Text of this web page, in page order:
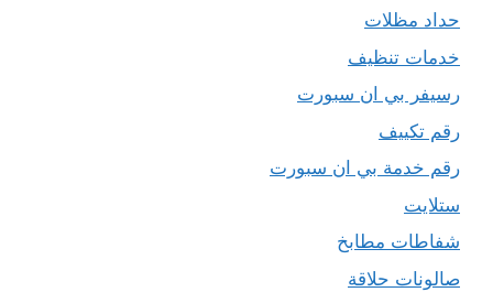
حداد مظلات
خدمات تنظيف
رسيفر بي ان سبورت
رقم تكييف
رقم خدمة بي ان سبورت
ستلايت
شفاطات مطابخ
صالونات حلاقة